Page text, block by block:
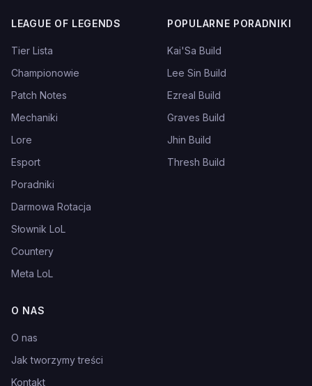
LEAGUE OF LEGENDS
Tier Lista
Championowie
Patch Notes
Mechaniki
Lore
Esport
Poradniki
Darmowa Rotacja
Słownik LoL
Countery
Meta LoL
POPULARNE PORADNIKI
Kai'Sa Build
Lee Sin Build
Ezreal Build
Graves Build
Jhin Build
Thresh Build
O NAS
O nas
Jak tworzymy treści
Kontakt